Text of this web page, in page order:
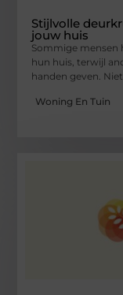
Stijlvolle
jouw huis
Sommige mensen
hun huis, terwijl
handen geven.
Woning En Tuin